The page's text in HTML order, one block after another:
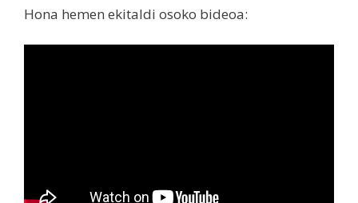
Hona hemen ekitaldi osoko bideoa: